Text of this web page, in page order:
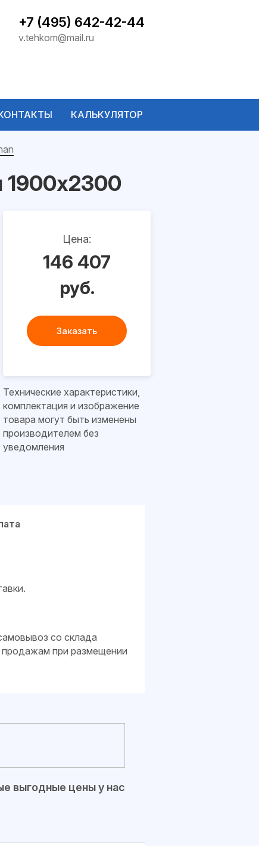
+7 (495) 642-42-44
v.tehkom@mail.ru
КАЛЬКУЛЯТОР
1900x2300
Цена:
146 407
руб.
Заказать
Технические характеристики,
комплектация и изображение
товара могут быть изменены
производителем без
уведомления
со склада
продажам при размещении
выгодные цены у нас